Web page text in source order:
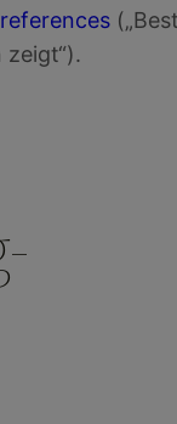
zeigt“).